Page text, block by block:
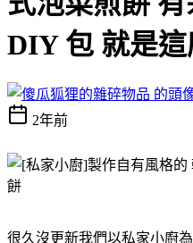
DIY 包 就是
2年前
很久沒更新我們以私家小廚